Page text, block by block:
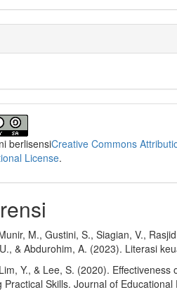
berlisensiCreative Commons
License.
M., Gustini, S., Siagian, V.,
& Abdurohim, A. (2023). Literasi
Y., & Lee, S. (2020). Effectiveness
Practical Skills. Journal of